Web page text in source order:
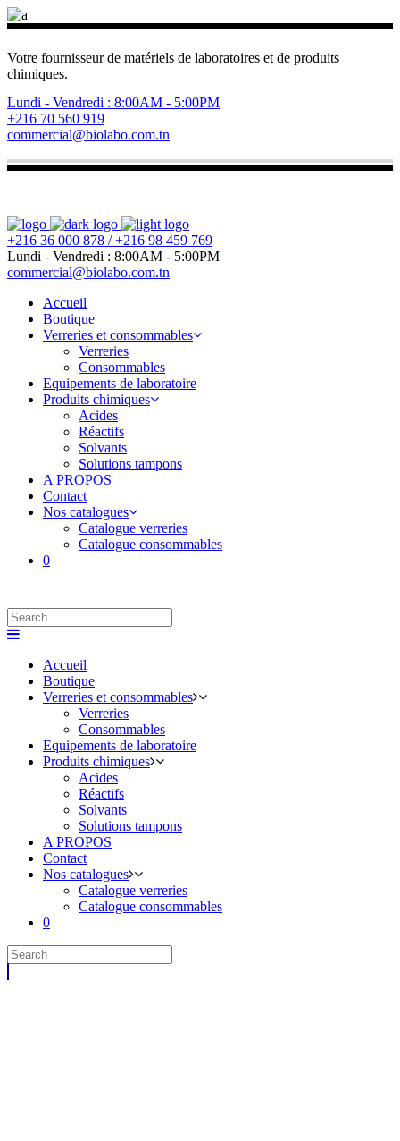
Votre fournisseur de matériels de laboratoires et de produits
chimiques.
Lundi - Vendredi : 8:00AM - 5:00PM
+216 70 560 919
commercial@biolabo.com.tn
+216 36 000 878 / +216 98 459 769
Lundi - Vendredi : 8:00AM - 5:00PM
commercial@biolabo.com.tn
Accueil
Boutique
Verreries et consommables
Verreries
Consommables
Equipements de laboratoire
Produits chimiques
Acides
Réactifs
Solvants
Solutions tampons
A PROPOS
Contact
Nos catalogues
Catalogue verreries
Catalogue consommables
0
Accueil
Boutique
Verreries et consommables
Verreries
Consommables
Equipements de laboratoire
Produits chimiques
Acides
Réactifs
Solvants
Solutions tampons
A PROPOS
Contact
Nos catalogues
Catalogue verreries
Catalogue consommables
0